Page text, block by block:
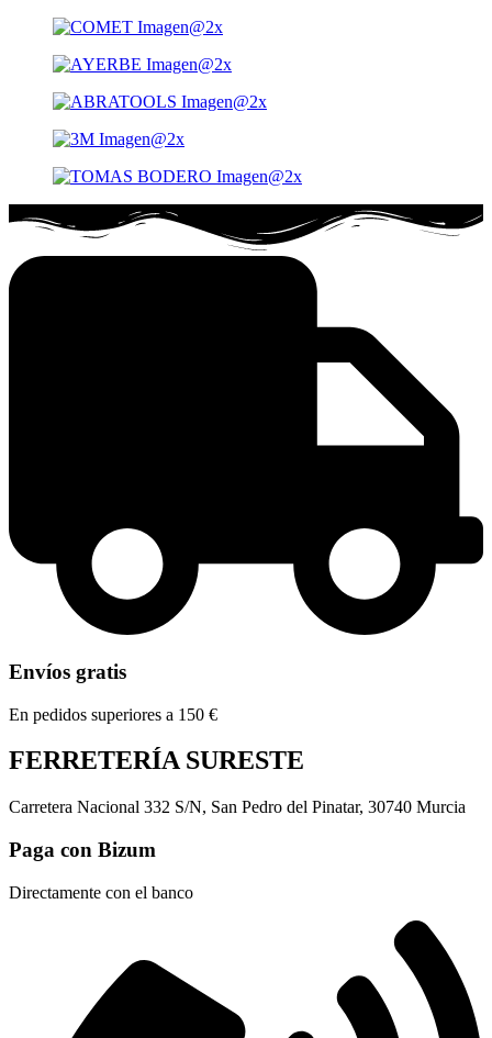
Envíos gratis
En pedidos superiores a 150 €
FERRETERÍA SURESTE
Carretera Nacional 332 S/N, San Pedro del Pinatar, 30740 Murcia
Paga con Bizum
Directamente con el banco